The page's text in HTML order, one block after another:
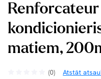
matiem,
(0) Atstāt